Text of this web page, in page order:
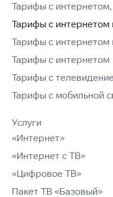
Тарифы с
Тарифы с интернетом
Тарифы с интернетом
Тарифы с интернетом
Тарифы с
Тарифы с мобильной
Услуги
«Интернет»
«Интернет с ТВ»
«Цифровое ТВ»
Пакет ТВ «Базовый»